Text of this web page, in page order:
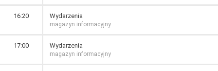
16:20 Wydarzenia
magazyn informacyjny
17:00 Wydarzenia
magazyn informacyjny